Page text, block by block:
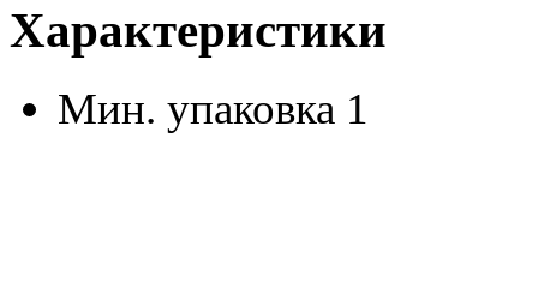
Характеристики
Мин. упаковка 1